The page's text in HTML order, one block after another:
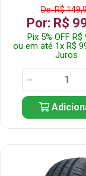
De: R$
Por: R$
Pix 5% OFF R$
ou em até 1x R$
Juros